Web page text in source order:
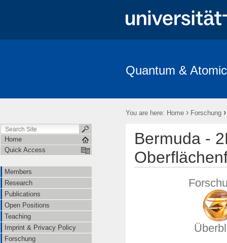
Quantum &
You are here: Home › Forschung
Home
Quick Access
Members
Research
Publications
Open Positions
Teaching
Imprint & Privacy Policy
Forschung
Bermuda -